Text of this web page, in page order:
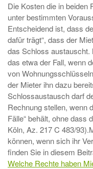
Die Kosten die in beiden
unter bestimmten
Entscheidend ist, dass
dafür trägt“, dass der
das Schloss
das etwa der Fall, wenn
von
der Mieter ihn dazu
Schlossaustausch darf
Rechnung stellen, wenn
Fälle“ behält, ohne dass
Köln, Az. 217 C 483/
können, wenn sich ihr
finden Sie in diesem
Welche Rechte haben